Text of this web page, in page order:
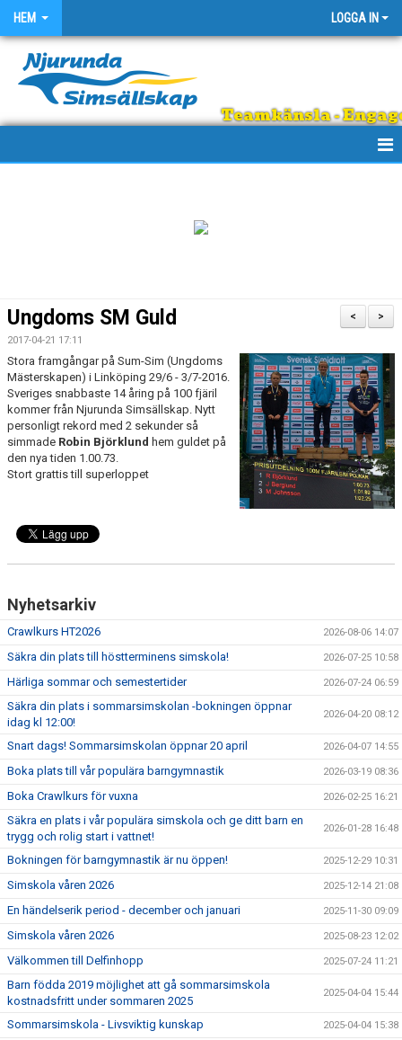
HEM LOGGA IN
Teamkänsla -
REGNBÅGEN
DOKUMENT
TIPS
>
<
Ungdoms SM Guld
2017-04-21 17:11
Stora framgångar på Sum-Sim (Ungdoms
Mästerskapen) i Linköping 29/6 - 3/7-2016.
Sveriges snabbaste 14 åring på 100 fjäril
kommer från Njurunda Simsällskap. Nytt
personligt rekord med 2 sekunder så
simmade Robin Björklund hem guldet på
den nya tiden 1.00.73.
Stort grattis till superloppet
Nyhetsarkiv
Crawlkurs HT2026 2026-08-06 14:07
Säkra din plats till höstterminens simskola! 2026-07-25 10:58
Härliga sommar och semestertider 2026-07-24 06:59
Säkra din plats i sommarsimskolan -bokningen öppnar
idag kl 12:00!
2026-04-20 08:12
Snart dags! Sommarsimskolan öppnar 20 april 2026-04-07 14:55
Boka plats till vår populära barngymnastik 2026-03-19 08:36
Boka Crawlkurs för vuxna 2026-02-25 16:21
Säkra en plats i vår populära simskola och ge ditt barn en
trygg och rolig start i vattnet!
2026-01-28 16:48
Bokningen för barngymnastik är nu öppen! 2025-12-29 10:31
Simskola våren 2026 2025-12-14 21:08
En händelserik period - december och januari 2025-11-30 09:09
Simskola våren 2026 2025-08-23 12:02
Välkommen till Delfinhopp 2025-07-24 11:21
Barn födda 2019 möjlighet att gå sommarsimskola
kostnadsfritt under sommaren 2025
2025-04-04 15:44
Sommarsimskola - Livsviktig kunskap 2025-04-04 15:38